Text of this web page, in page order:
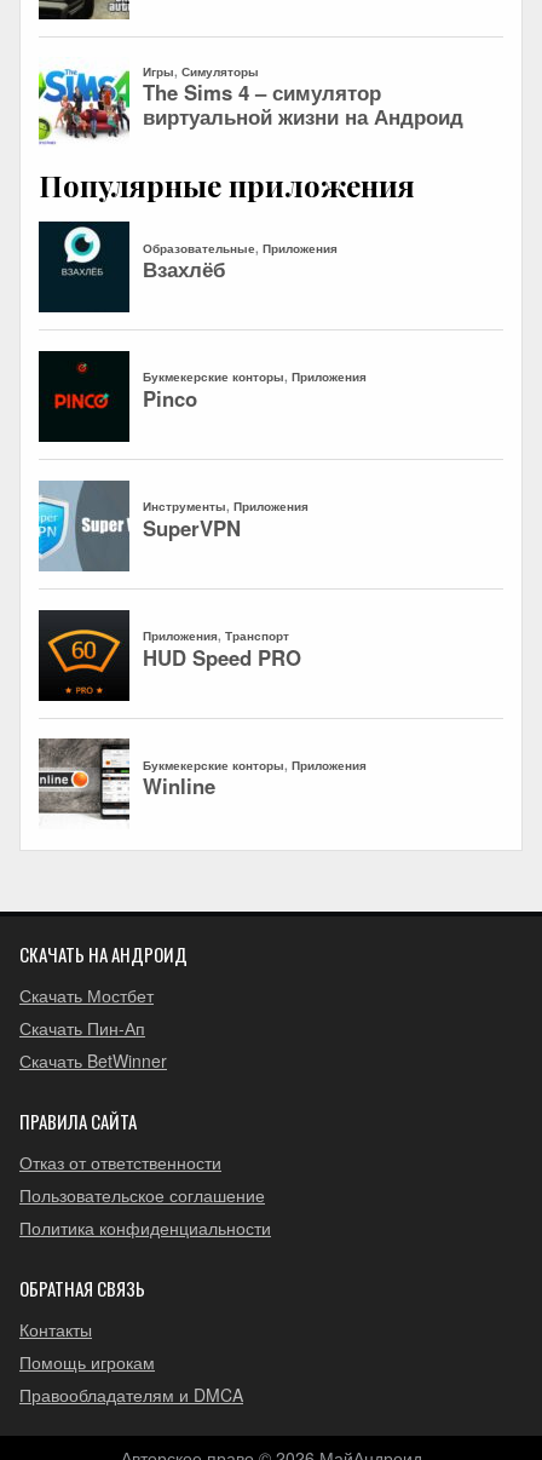
Популярные приложения
СКАЧАТЬ НА АНДРОИД
Скачать Мостбет
Скачать Пин-Ап
Скачать BetWinner
ПРАВИЛА САЙТА
Отказ от ответственности
Пользовательское соглашение
Политика конфиденциальности
ОБРАТНАЯ СВЯЗЬ
Контакты
Помощь игрокам
Правообладателям и DMCA